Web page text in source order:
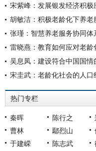
宋紫峰：发展银发经济积
胡敏洁：积极老龄化下养
张瑾：智慧养老服务协同体
雷晓燕：教育如何应对老龄
吴息凤：建设符合中国国
宋圭武：老龄化社会的人口
热门专栏
秦晖 陈行之
曹林
鄢烈山
于建嵘
陈志武